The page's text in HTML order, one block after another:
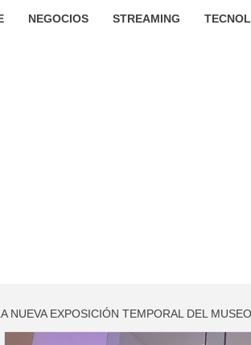
NEGOCIOS STREAMING
NUEVA EXPOSICIÓN TEMPORAL DEL